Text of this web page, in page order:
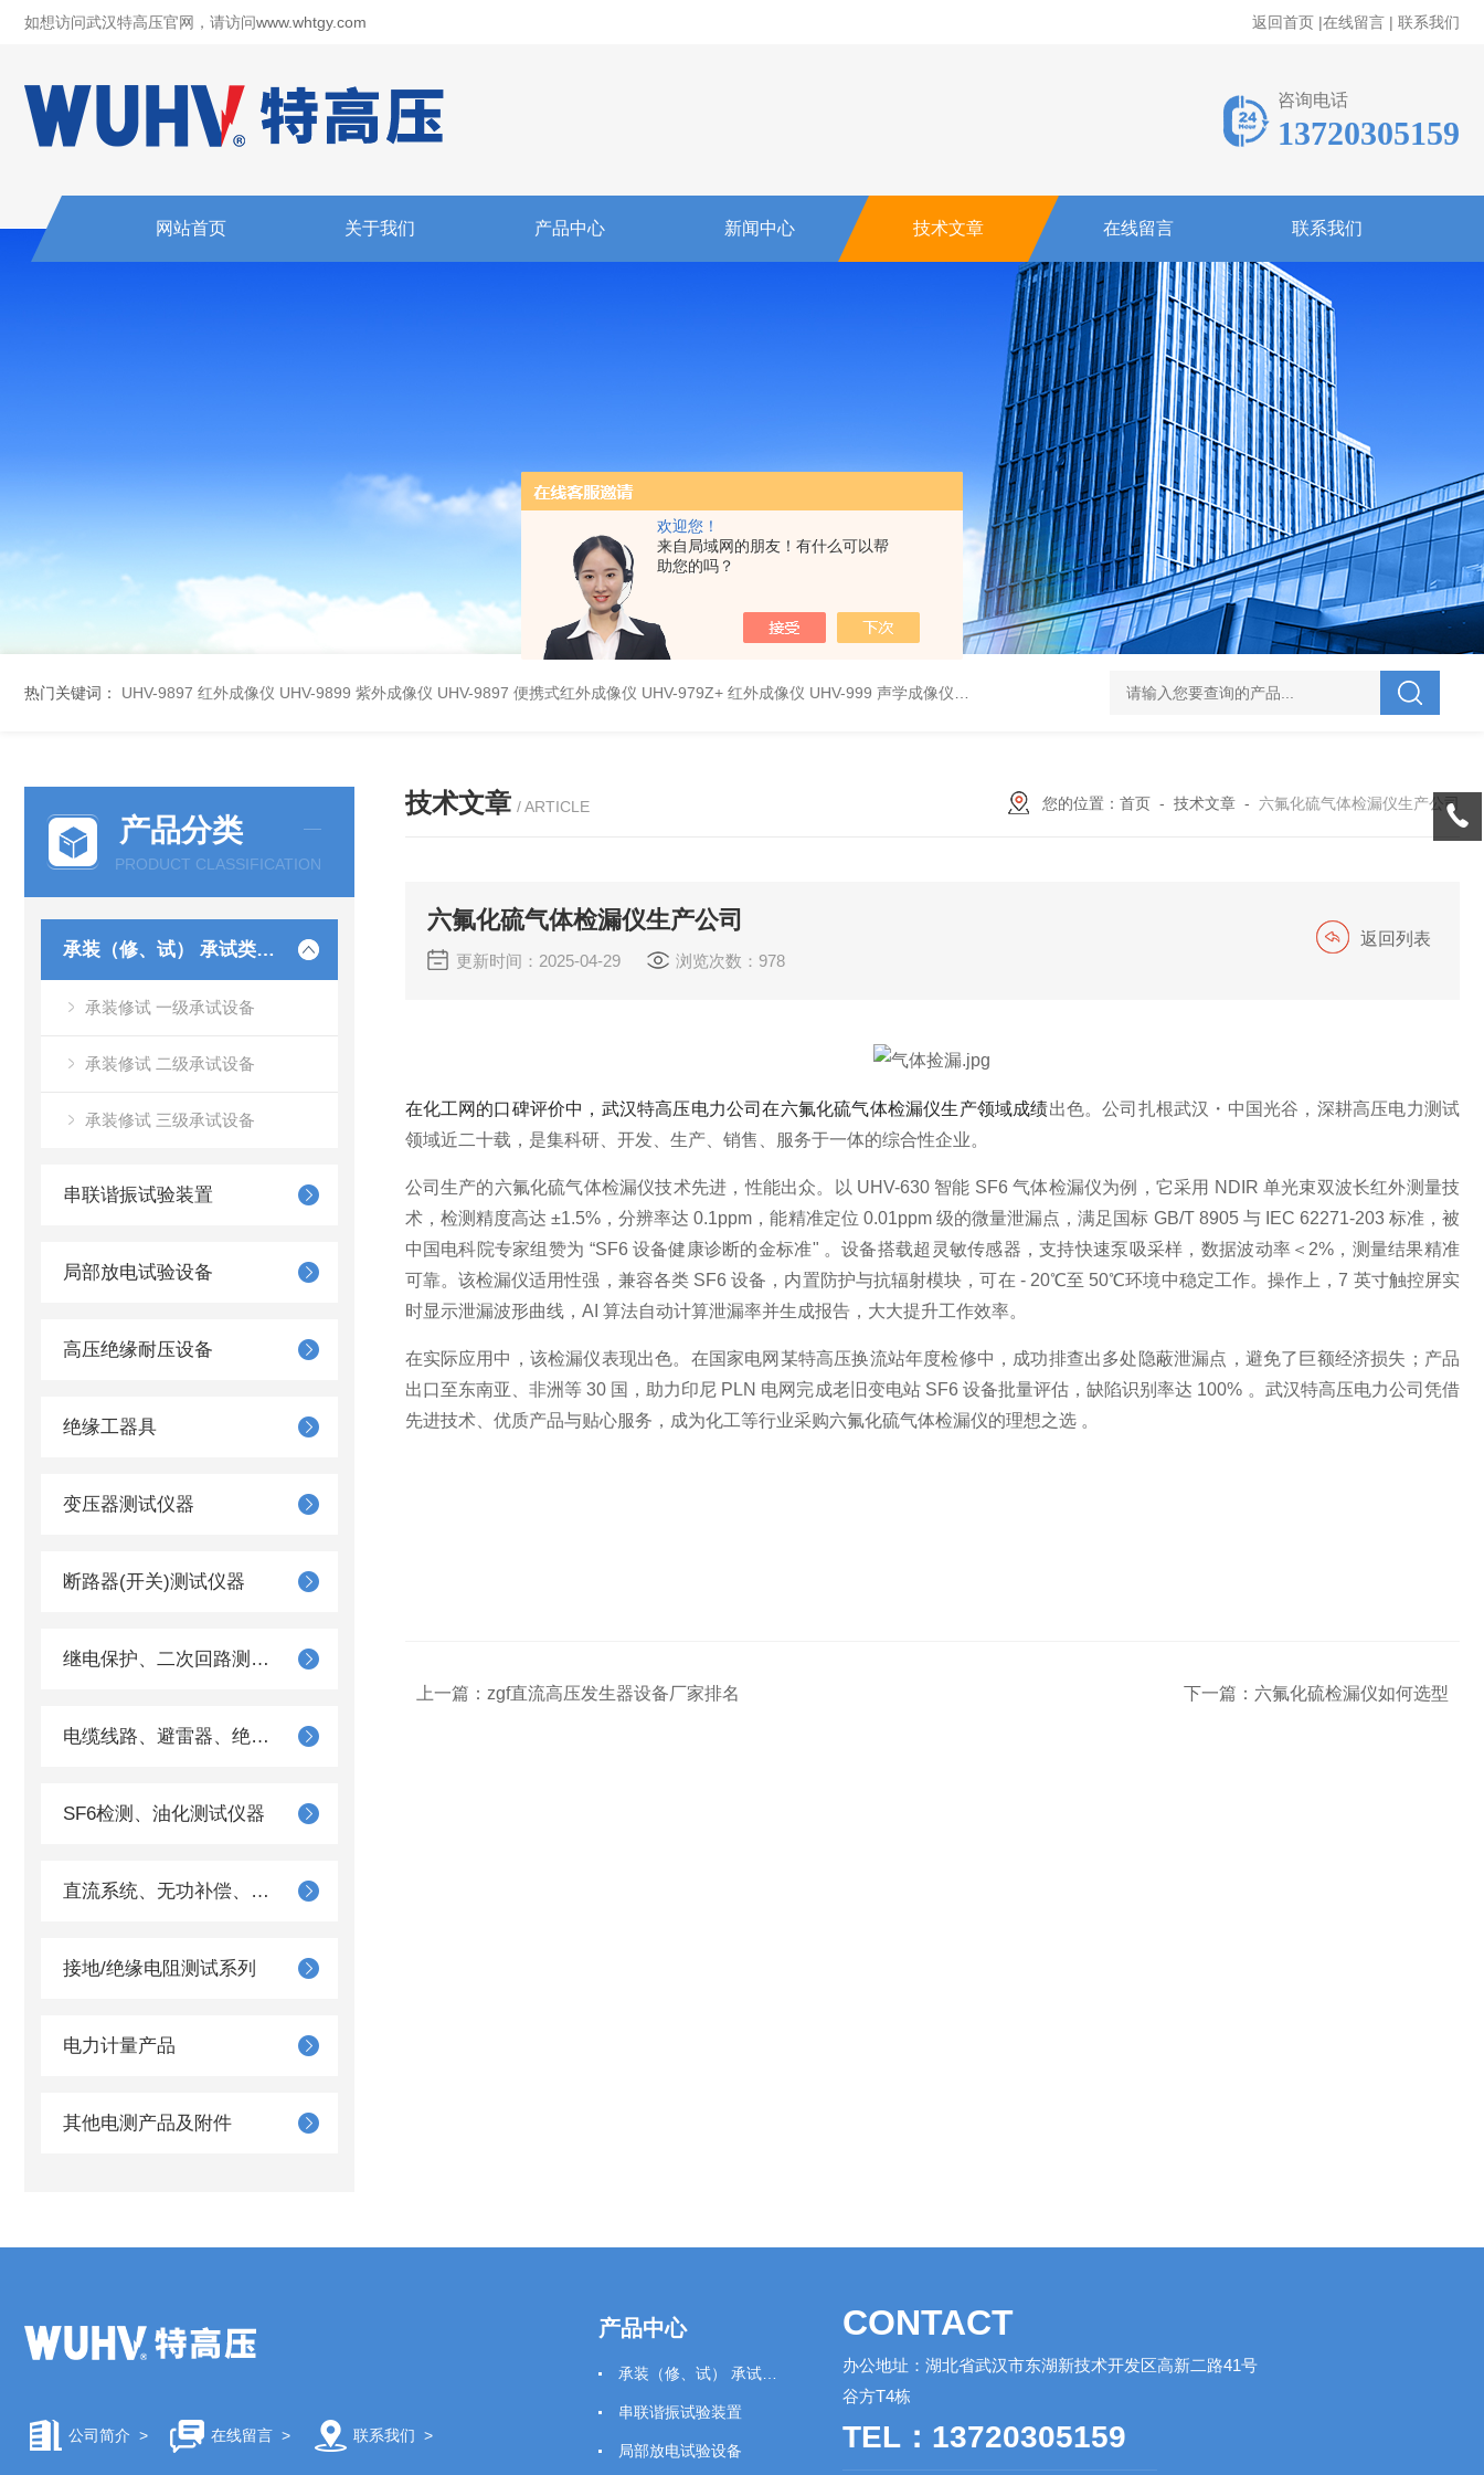
欢迎您！
来自局域网的朋友！有什么可以帮
助您的吗？
如想访问武汉特高压官网，请访问www.whtgy.com 返回首页 |在线留言 | 联系我们
咨询电话
13720305159
网站首页 关于我们 产品中心 新闻中心 技术文章 在线留言 联系我们
热门关键词： UHV-9897 红外成像仪 UHV-9899 紫外成像仪 UHV-9897 便携式红外成像仪 UHV-979Z+ 红外成像仪 UHV-999 声学成像仪 UHV-995 电力综合试验车 UHV-701 级差配合测试仪 UHV-646 全自动水溶
产品分类
PRODUCT CLASSIFICATION
承装（修、试） 承试类仪器
承装修试 一级承试设备
承装修试 二级承试设备
承装修试 三级承试设备
串联谐振试验装置
局部放电试验设备
高压绝缘耐压设备
绝缘工器具
变压器测试仪器
断路器(开关)测试仪器
继电保护、二次回路测试仪器
电缆线路、避雷器、绝缘子测试仪器
SF6检测、油化测试仪器
直流系统、无功补偿、电池电机检测仪器
接地/绝缘电阻测试系列
电力计量产品
其他电测产品及附件
技术文章 / ARTICLE 您的位置： 首页 - 技术文章 - 六氟化硫气体检漏仪生产公司
六氟化硫气体检漏仪生产公司
更新时间：2025-04-29 浏览次数：978
返回列表
在化工网的口碑评价中，武汉特高压电力公司在六氟化硫气体检漏仪生产领域成绩出色。公司扎根武汉・中国光谷，深耕高压电力测试
领域近二十载，是集科研、开发、生产、销售、服务于一体的综合性企业。
公司生产的六氟化硫气体检漏仪技术先进，性能出众。以 UHV-630 智能 SF6 气体检漏仪为例，它采用 NDIR 单光束双波长红外测量技
术，检测精度高达 ±1.5%，分辨率达 0.1ppm，能精准定位 0.01ppm 级的微量泄漏点，满足国标 GB/T 8905 与 IEC 62271-203 标准，被
中国电科院专家组赞为 “SF6 设备健康诊断的金标准" 。设备搭载超灵敏传感器，支持快速泵吸采样，数据波动率＜2%，测量结果精准
可靠。该检漏仪适用性强，兼容各类 SF6 设备，内置防护与抗辐射模块，可在 - 20℃至 50℃环境中稳定工作。操作上，7 英寸触控屏实
时显示泄漏波形曲线，AI 算法自动计算泄漏率并生成报告，大大提升工作效率。
在实际应用中，该检漏仪表现出色。在国家电网某特高压换流站年度检修中，成功排查出多处隐蔽泄漏点，避免了巨额经济损失；产品
出口至东南亚、非洲等 30 国，助力印尼 PLN 电网完成老旧变电站 SF6 设备批量评估，缺陷识别率达 100% 。武汉特高压电力公司凭借
先进技术、优质产品与贴心服务，成为化工等行业采购六氟化硫气体检漏仪的理想之选 。
上一篇： zgf直流高压发生器设备厂家排名 下一篇： 六氟化硫检漏仪如何选型
公司简介 > 在线留言> 联系我们 >
产品中心
串联谐振试验装置
局部放电试验设备
CONTACT
办公地址：湖北省武汉市东湖新技术开发区高新二路41号
谷方T4栋
TEL：13720305159